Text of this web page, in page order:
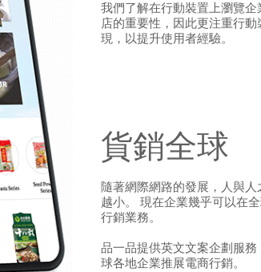
我們了解在行動裝置上瀏覽
店的重要性，因此更注重行動
現，以提升使用者經驗。
貨銷全球
隨著網際網路的發展，人與
越小。 現在企業幾乎可以在
行銷業務。
品一品提供英文文案企劃服務
球各地企業推展電商行銷。